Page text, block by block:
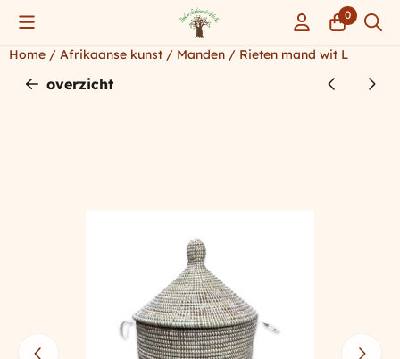
Cookievoorkeuren zijn momenteel gesloten. 0
Home / Afrikaanse kunst / Manden / Rieten mand wit L
overzicht